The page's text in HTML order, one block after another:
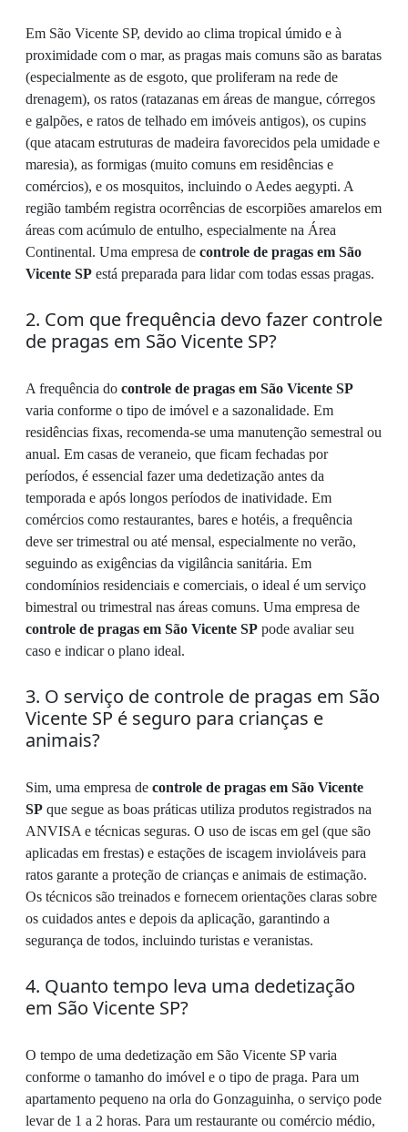
Em São Vicente SP, devido ao clima tropical úmido e à
proximidade com o mar, as pragas mais comuns são as baratas
(especialmente as de esgoto, que proliferam na rede de
drenagem), os ratos (ratazanas em áreas de mangue, córregos
e galpões, e ratos de telhado em imóveis antigos), os cupins
(que atacam estruturas de madeira favorecidos pela umidade e
maresia), as formigas (muito comuns em residências e
comércios), e os mosquitos, incluindo o Aedes aegypti. A
região também registra ocorrências de escorpiões amarelos em
áreas com acúmulo de entulho, especialmente na Área
Continental. Uma empresa de controle de pragas em São
Vicente SP está preparada para lidar com todas essas pragas.
2. Com que frequência devo fazer controle
de pragas em São Vicente SP?
A frequência do controle de pragas em São Vicente SP
varia conforme o tipo de imóvel e a sazonalidade. Em
residências fixas, recomenda-se uma manutenção semestral ou
anual. Em casas de veraneio, que ficam fechadas por
períodos, é essencial fazer uma dedetização antes da
temporada e após longos períodos de inatividade. Em
comércios como restaurantes, bares e hotéis, a frequência
deve ser trimestral ou até mensal, especialmente no verão,
seguindo as exigências da vigilância sanitária. Em
condomínios residenciais e comerciais, o ideal é um serviço
bimestral ou trimestral nas áreas comuns. Uma empresa de
controle de pragas em São Vicente SP pode avaliar seu
caso e indicar o plano ideal.
3. O serviço de controle de pragas em São
Vicente SP é seguro para crianças e
animais?
Sim, uma empresa de controle de pragas em São Vicente
SP que segue as boas práticas utiliza produtos registrados na
ANVISA e técnicas seguras. O uso de iscas em gel (que são
aplicadas em frestas) e estações de iscagem invioláveis para
ratos garante a proteção de crianças e animais de estimação.
Os técnicos são treinados e fornecem orientações claras sobre
os cuidados antes e depois da aplicação, garantindo a
segurança de todos, incluindo turistas e veranistas.
4. Quanto tempo leva uma dedetização
em São Vicente SP?
O tempo de uma dedetização em São Vicente SP varia
conforme o tamanho do imóvel e o tipo de praga. Para um
apartamento pequeno na orla do Gonzaguinha, o serviço pode
levar de 1 a 2 horas. Para um restaurante ou comércio médio,